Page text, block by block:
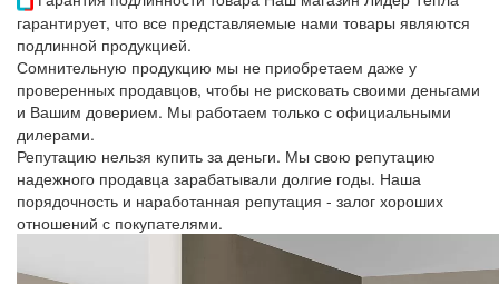
гарантирует, что все представляемые нами товары являются
подлинной продукцией.
Сомнительную продукцию мы не приобретаем даже у
проверенных продавцов, чтобы не рисковать своими деньгами
и Вашим доверием. Мы работаем только с официальными
дилерами.
Репутацию нельзя купить за деньги. Мы свою репутацию
надежного продавца зарабатывали долгие годы. Наша
порядочность и наработанная репутация - залог хороших
отношений с покупателями.